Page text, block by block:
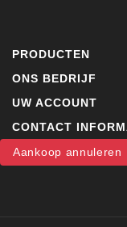
PRODUCTEN
ONS BEDRIJF
UW ACCOUNT
CONTACT
Aankoop annuleren